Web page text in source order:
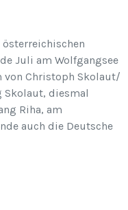
österreichischen
Juli am Wolfgangsee
von Christoph Skolaut/
Skolaut, diesmal
Riha, am
auch die Deutsche